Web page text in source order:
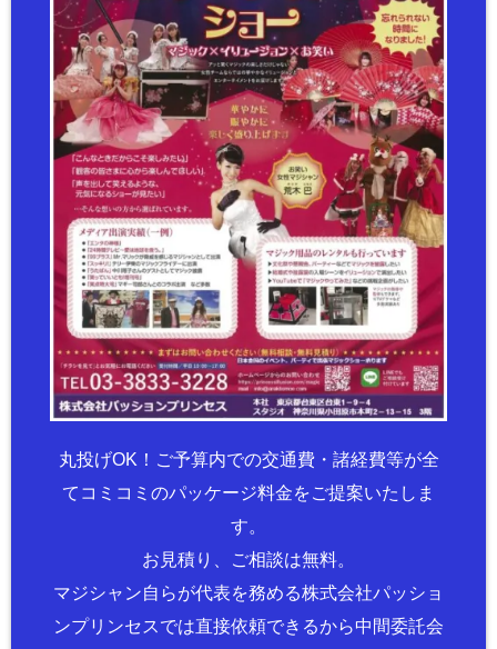
丸投げOK！ご予算内での交通費・諸経費等が全
てコミコミのパッケージ料金をご提案いたしま
す。
お見積り、ご相談は無料。
マジシャン自らが代表を務める株式会社パッショ
ンプリンセスでは直接依頼できるから中間委託会